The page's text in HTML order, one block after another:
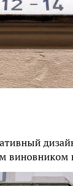
виновником